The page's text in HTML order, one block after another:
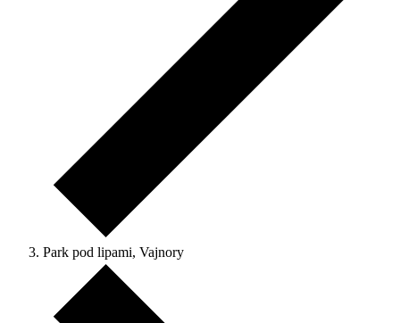
Park pod lipami, Vajnory